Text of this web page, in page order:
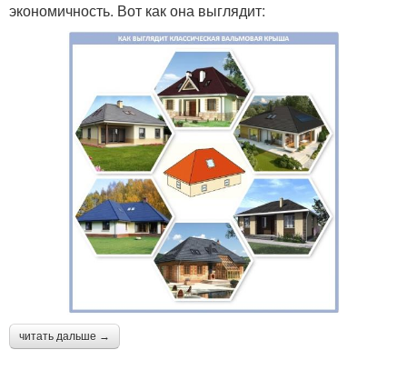
экономичность. Вот как она выглядит:
читать дальше →